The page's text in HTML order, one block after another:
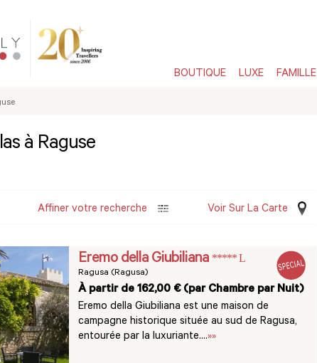
BOUTIQUE LUXE FAMILLE
à Raguse
Affiner votre recherche Voir Sur La Carte
Eremo della Giubiliana ***** L
Ragusa (Ragusa)
À partir de 162,00 € (par Chambre par Nuit)
Eremo della Giubiliana est une maison de
campagne historique située au sud de Ragusa,
entourée par la luxuriante....»»